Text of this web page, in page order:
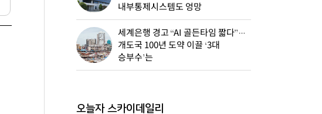
내부통제시스템도 엉망
세계은행 경고 “AI 골든타임 짧다”…
개도국 100년 도약 이끌 ‘3대
승부수’는
오늘자 스카이데일리